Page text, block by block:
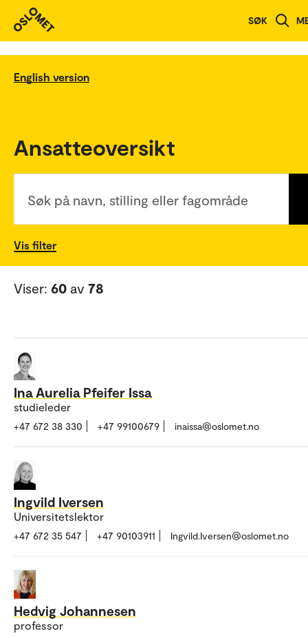
SØK
English version
Ansatteoversikt
Søk på navn, stilling eller fagområde
Vis filter
Viser: 60 av 78
Ina Aurelia Pfeifer Issa
studieleder
+47 672 38 330 +47 99100679 inaissa@oslomet.no
Ingvild Iversen
Universitetslektor
+47 672 35 547 +47 90103911 Ingvild.Iversen@oslomet.no
Hedvig Johannesen
professor